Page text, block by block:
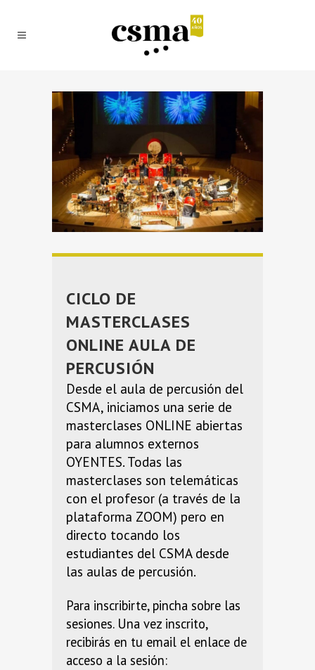
CICLO DE
MASTERCLASES
ONLINE AULA DE
PERCUSIÓN
Desde el aula de percusión del
CSMA, iniciamos una serie de
masterclases ONLINE abiertas
para alumnos externos
OYENTES. Todas las
masterclases son telemáticas
con el profesor (a través de la
plataforma ZOOM) pero en
directo tocando los
estudiantes del CSMA desde
las aulas de percusión.
Para inscribirte, pincha sobre las
sesiones. Una vez inscrito,
recibirás en tu email el enlace de
acceso a la sesión: